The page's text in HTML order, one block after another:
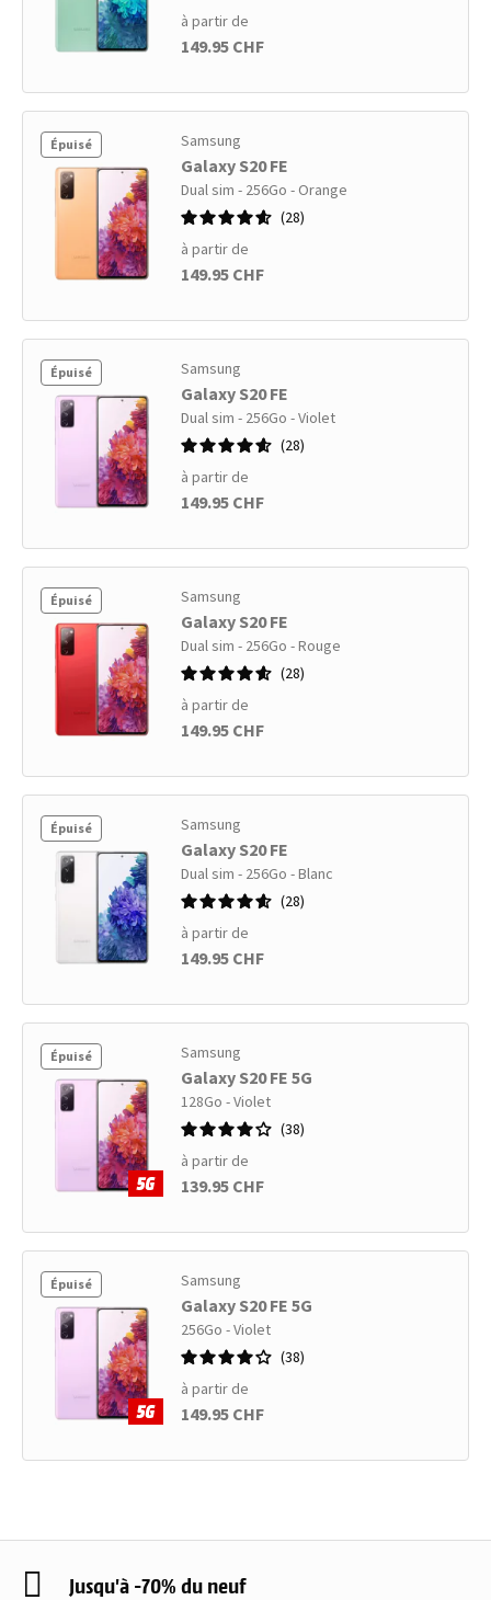
à partir de
149.95 CHF
Épuisé Samsung
Galaxy S20 FE
Dual sim - 256Go - Orange
28
à partir de
149.95 CHF
Épuisé Samsung
Galaxy S20 FE
Dual sim - 256Go - Violet
28
à partir de
149.95 CHF
Épuisé Samsung
Galaxy S20 FE
Dual sim - 256Go - Rouge
28
à partir de
149.95 CHF
Épuisé Samsung
Galaxy S20 FE
Dual sim - 256Go - Blanc
28
à partir de
149.95 CHF
Épuisé Samsung
Galaxy S20 FE 5G
128Go - Violet
38
à partir de
139.95 CHF
Épuisé Samsung
Galaxy S20 FE 5G
256Go - Violet
38
à partir de
149.95 CHF
Jusqu'à -70% du neuf